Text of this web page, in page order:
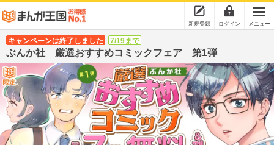
新規登録 ログイン メニュー
キャンペーンは終了しました 7/19まで
ぶんか社 厳選おすすめコミックフェア 第1弾